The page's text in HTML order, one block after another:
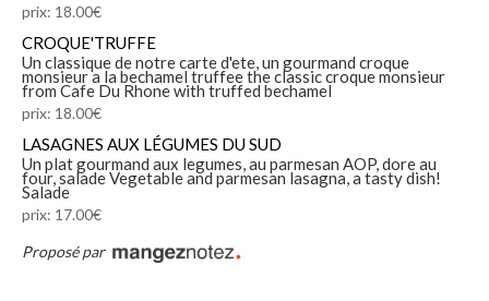
prix: 18.00€
CROQUE'TRUFFE
Un classique de notre carte d'ete, un gourmand croque
monsieur a la bechamel truffee the classic croque monsieur
from Cafe Du Rhone with truffed bechamel
prix: 18.00€
LASAGNES AUX LÉGUMES DU SUD
Un plat gourmand aux legumes, au parmesan AOP, dore au
four, salade Vegetable and parmesan lasagna, a tasty dish!
Salade
prix: 17.00€
Proposé par